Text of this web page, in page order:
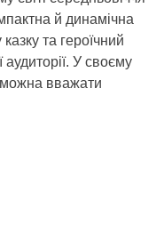
й динамічна
та героїчний
У своєму
можна вважати